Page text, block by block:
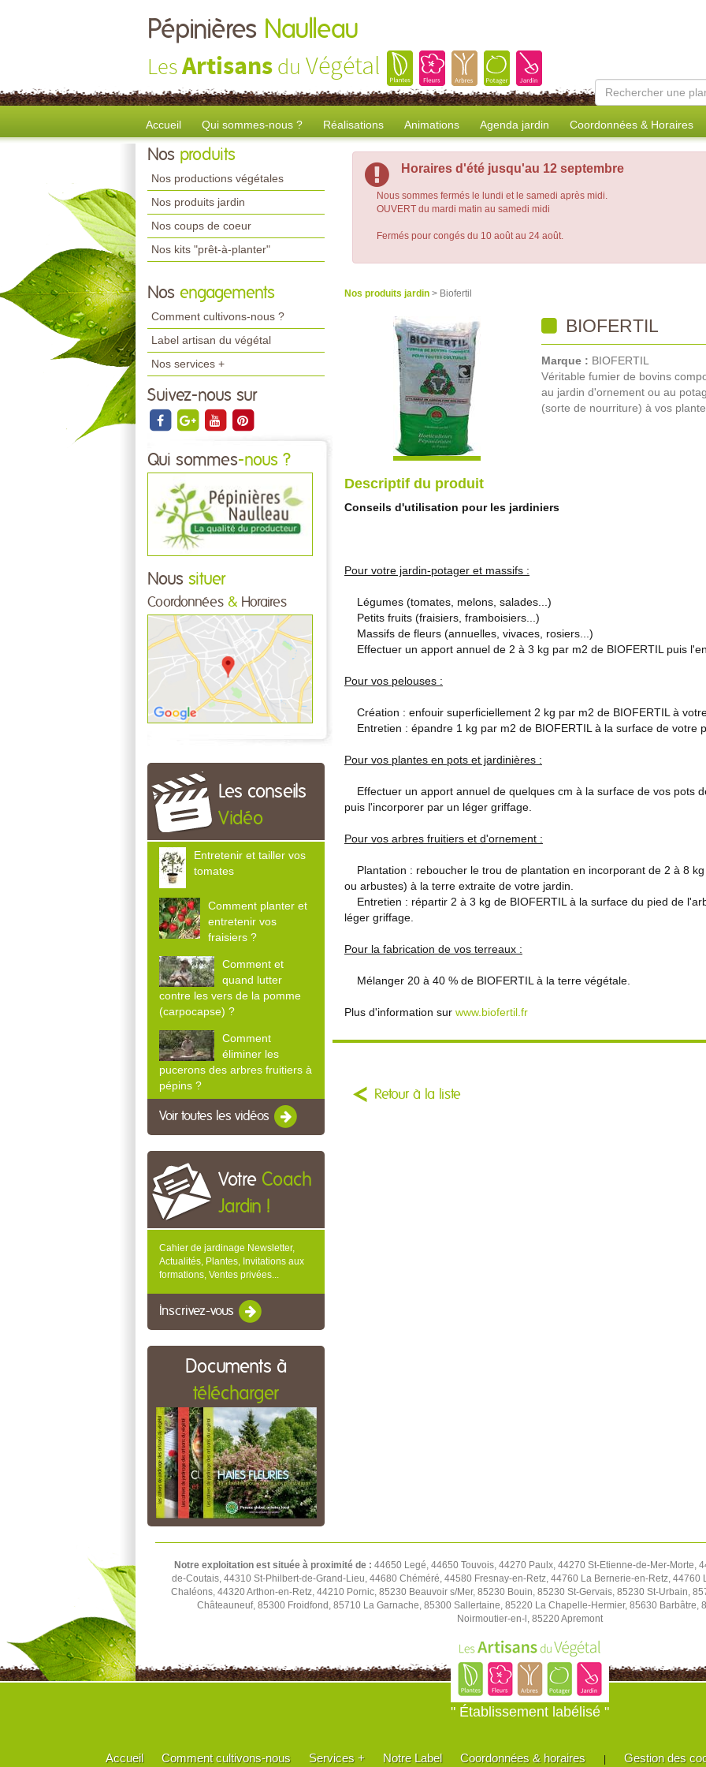
Pépinières Naulleau
LesArtisans du Végétal
Accueil Qui sommes-nous ? Réalisations Animations Agenda jardin Coordonnées & Horaires
Nos produits
Nos productions végétales
Nos produits jardin
Nos coups de coeur
Nos kits "prêt-à-planter"
Nos engagements
Comment cultivons-nous ?
Label artisan du végétal
Nos services +
Suivez-nous sur
Qui sommes-nous ?
Nous situer
Coordonnées & Horaires
Les conseils
Vidéo
Entretenir et tailler vos
tomates
Comment planter et
entretenir vos
fraisiers ?
Comment et
quand lutter
contre les vers de la pomme
(carpocapse) ?
Comment
éliminer les
pucerons des arbres fruitiers à
pépins ?
Voir toutes les vidéos
Votre Coach
Jardin !
Cahier de jardinage Newsletter,
Actualités, Plantes, Invitations aux
formations, Ventes privées...
Inscrivez-vous
Documents à
télécharger
Horaires d'été jusqu'au 12 septembre
Nous sommes fermés le lundi et le samedi après midi.
OUVERT du mardi matin au samedi midi
Fermés pour congés du 10 août au 24 août.
Nos produits jardin > Biofertil
BIOFERTIL
Marque : BIOFERTIL
Véritable fumier de bovins
au jardin d'ornement ou au
(sorte de nourriture) à vos
Descriptif du produit
Conseils d'utilisation pour les jardiniers
Pour votre jardin-potager et massifs :
Légumes (tomates, melons, salades...)
Petits fruits (fraisiers, framboisiers...)
Massifs de fleurs (annuelles, vivaces, rosiers...)
Effectuer un apport annuel de 2 à 3 kg par m2 de BIOFERTIL puis
Pour vos pelouses :
Création : enfouir superficiellement 2 kg par m2 de BIOFERTIL à
Entretien : épandre 1 kg par m2 de BIOFERTIL à la surface de votre
Pour vos plantes en pots et jardinières :
Effectuer un apport annuel de quelques cm à la surface de vos pots
puis l'incorporer par un léger griffage.
Pour vos arbres fruitiers et d'ornement :
Plantation : reboucher le trou de plantation en incorporant de 2 à 8
ou arbustes) à la terre extraite de votre jardin.
Entretien : répartir 2 à 3 kg de BIOFERTIL à la surface du pied de
léger griffage.
Pour la fabrication de vos terreaux :
Mélanger 20 à 40 % de BIOFERTIL à la terre végétale.
Plus d'information sur www.biofertil.fr
Retour à la liste
Notre exploitation est située à proximité de : 44650 Legé, 44650 Touvois, 44270 Paulx, 44270 St-Etienne-de-Mer-Morte,
de-Coutais, 44310 St-Philbert-de-Grand-Lieu, 44680 Chéméré, 44580 Fresnay-en-Retz, 44760 La Bernerie-en-Retz,
Chaléons, 44320 Arthon-en-Retz, 44210 Pornic, 85230 Beauvoir s/Mer, 85230 Bouin, 85230 St-Gervais, 85230 St-Urbain,
Châteauneuf, 85300 Froidfond, 85710 La Garnache, 85300 Sallertaine, 85220 La Chapelle-Hermier, 85630 Barbâtre,
Noirmoutier-en-l, 85220 Apremont
" Établissement labélisé "
Accueil Comment cultivons-nous Services + Notre Label Coordonnées & horaires | Gestion des